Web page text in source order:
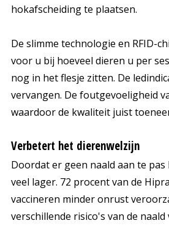
hokafscheiding te plaatsen.
De slimme technologie en RFID-
voor u bij hoeveel dieren u per
nog in het flesje zitten. De
vervangen. De foutgevoeligheid
waardoor de kwaliteit juist
Verbetert het dierenwelzijn
Doordat er geen naald aan te
veel lager. 72 procent van de
vaccineren minder onrust
verschillende risico's van de